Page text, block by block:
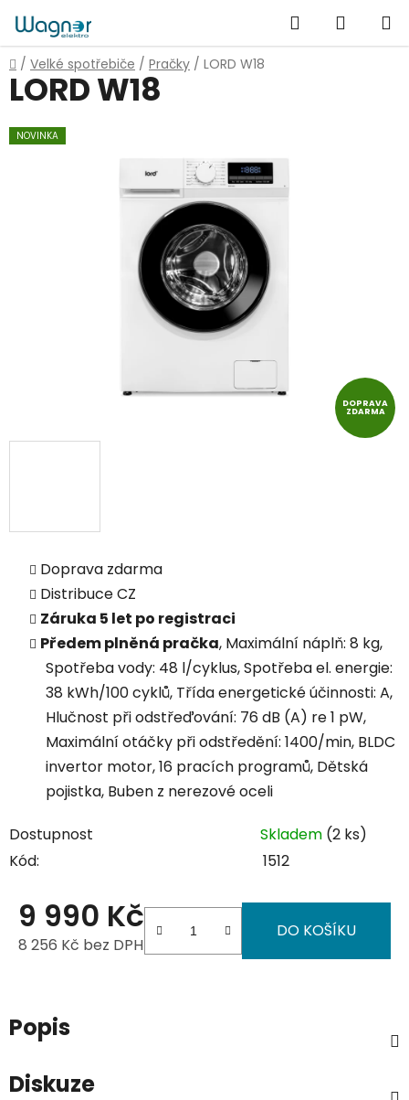
na
obsah
Hledat
KOŠÍK
Domů
/ Velké spotřebiče / Pračky / LORD W18
Doprava zdarma
Distribuce CZ
Záruka 5 let po registraci
Předem plněná pračka, Maximální náplň: 8 kg,
Spotřeba vody: 48 l/cyklus, Spotřeba el. energie:
38 kWh/100 cyklů, Třída energetické účinnosti: A,
Hlučnost při odstřeďování: 76 dB (A) re 1 pW,
Maximální otáčky při odstředění: 1400/min, BLDC
invertor motor, 16 pracích programů, Dětská
pojistka, Buben z nerezové oceli
Dostupnost Skladem (2 ks)
Kód:
1512
9 990 Kč
8 256 Kč bez DPH
DO KOŠÍKU
LORD W18
NOVINKA
DOPRAVA
ZDARMA
Popis
Diskuze